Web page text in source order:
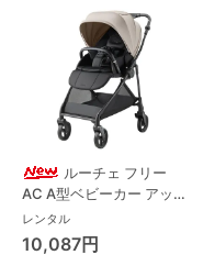
ルーチェ フリー
AC A型ベビーカー アッ
プリカ(Aprica) A型ベビ
ーカー アップリカ
(Aprica)
レンタル
10,087円